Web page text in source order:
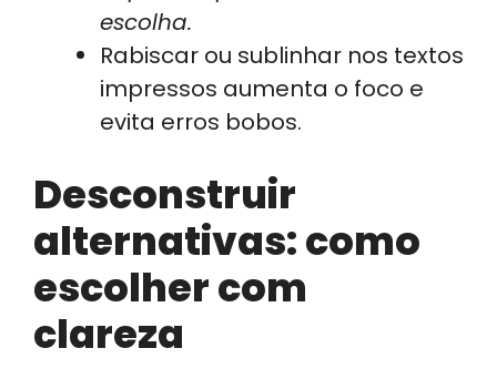
escolha.
Rabiscar ou sublinhar nos textos
impressos aumenta o foco e
evita erros bobos.
Desconstruir
alternativas: como
escolher com
clareza